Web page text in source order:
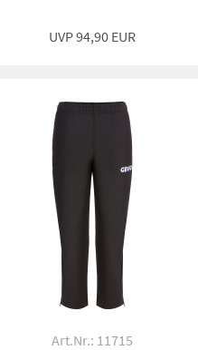
UVP 94,90 EUR
Art.Nr.: 11715